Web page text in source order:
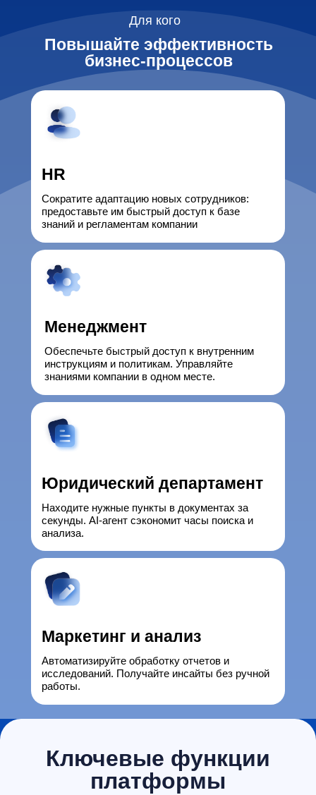
Повышайте эффективность
бизнес-процессов
Для кого
Юридический департамент
Находите нужные пункты в документах за
секунды. AI-агент сэкономит часы поиска и
анализа.
Маркетинг и анализ
Автоматизируйте обработку отчетов и
исследований. Получайте инсайты без ручной
работы.
HR
Сократите адаптацию новых сотрудников:
предоставьте им быстрый доступ к базе
знаний и регламентам компании
Обеспечьте быстрый доступ к внутренним
инструкциям и политикам. Управляйте
знаниями компании в одном месте.
Менеджмент
Ключевые функции
платформы